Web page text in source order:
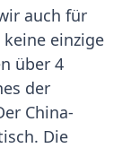
auch für
keine einzige
über 4
der
China-
Die